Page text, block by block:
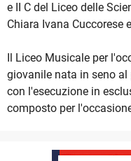
e II C del Liceo delle
Chiara Ivana Cuccorese
Il Liceo Musicale per
giovanile nata in seno
con l'esecuzione in
composto per